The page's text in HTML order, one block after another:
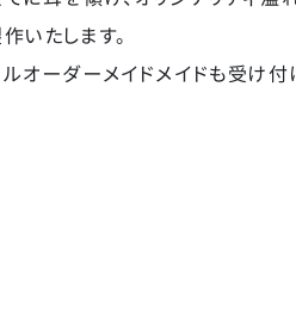
いたします。
オーダーメイドメイドも受け付